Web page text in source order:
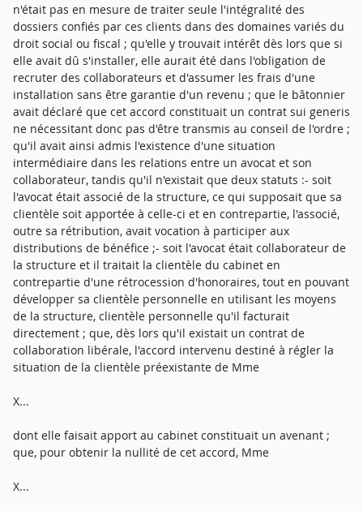
n'était pas en mesure de traiter seule l'intégralité des
dossiers confiés par ces clients dans des domaines variés du
droit social ou fiscal ; qu'elle y trouvait intérêt dès lors que si
elle avait dû s'installer, elle aurait été dans l'obligation de
recruter des collaborateurs et d'assumer les frais d'une
installation sans être garantie d'un revenu ; que le bâtonnier
avait déclaré que cet accord constituait un contrat sui generis
ne nécessitant donc pas d'être transmis au conseil de l'ordre ;
qu'il avait ainsi admis l'existence d'une situation
intermédiaire dans les relations entre un avocat et son
collaborateur, tandis qu'il n'existait que deux statuts :- soit
l'avocat était associé de la structure, ce qui supposait que sa
clientèle soit apportée à celle-ci et en contrepartie, l'associé,
outre sa rétribution, avait vocation à participer aux
distributions de bénéfice ;- soit l'avocat était collaborateur de
la structure et il traitait la clientèle du cabinet en
contrepartie d'une rétrocession d'honoraires, tout en pouvant
développer sa clientèle personnelle en utilisant les moyens
de la structure, clientèle personnelle qu'il facturait
directement ; que, dès lors qu'il existait un contrat de
collaboration libérale, l'accord intervenu destiné à régler la
situation de la clientèle préexistante de Mme
X...
dont elle faisait apport au cabinet constituait un avenant ;
que, pour obtenir la nullité de cet accord, Mme
X...